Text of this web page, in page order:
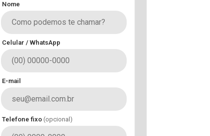
Nome
Celular / WhatsApp
E-mail
Telefone fixo (opcional)